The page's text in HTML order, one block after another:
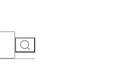
Szukaj
do serwisu